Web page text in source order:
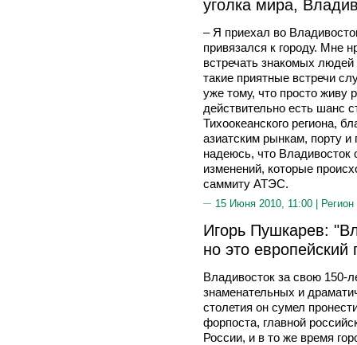
уголка мира,
– Я приехал во
привязался к городу. Мне
встречать знакомых
такие приятные встречи
уже тому, что просто
действительно есть шанс
Тихоокеанского региона,
азиатским рынкам, порту
надеюсь, что
изменений, которые
саммиту АТЭС.
15 Июня 2010, 11:00 |
Игорь Пушкарев:
но это европейский
Владивосток за свою 150-
знаменательных и
столетия он сумел
форпоста, главной
России, и в то же время